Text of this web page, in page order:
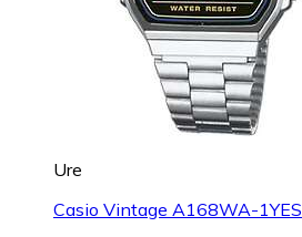
Ure
Casio Vintage A168WA-1YES